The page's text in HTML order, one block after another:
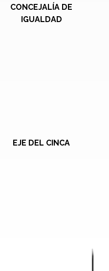
CONCEJALÍA DE
IGUALDAD
EJE DEL CINCA